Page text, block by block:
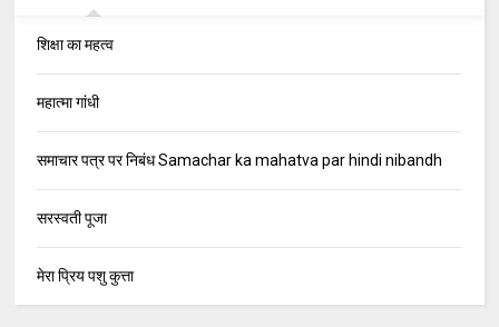
शिक्षा का महत्व
महात्मा गांधी
समाचार पत्र पर निबंध Samachar ka mahatva par hindi nibandh
सरस्वती पूजा
मेरा प्रिय पशु कुत्ता